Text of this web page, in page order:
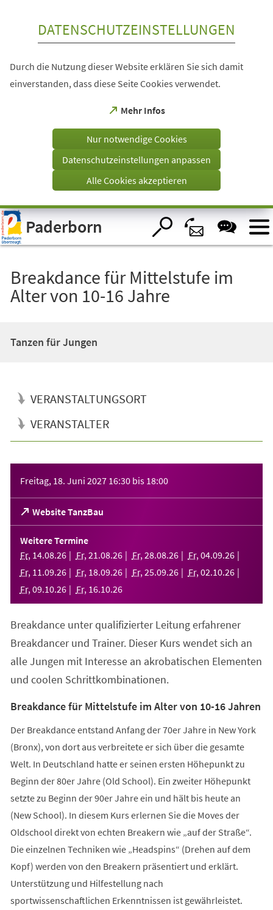
Visuelle
Assistenzsoftware
öffnen.
DATENSCHUTZEINSTELLUNGEN
Durch die Nutzung dieser Website erklären Sie sich damit
einverstanden, dass diese Seite Cookies verwendet.
Mehr Infos
(Öffnet
einem
Tab)
Nur notwendige Cookies
Datenschutzeinstellungen anpassen
Alle Cookies akzeptieren
Paderborn
Breakdance für Mittelstufe im
Alter von 10-16 Jahre
Tanzen für Jungen
VERANSTALTUNGSORT
VERANSTALTER
Freitag, 18. Juni 2027 16:30 bis 18:00
Website TanzBau
(Öffnet
in
einem
neuen
Tab)
Weitere Termine
Fr, 14.08.26 Fr, 21 .08.26 Fr, 28.08.26 Fr, 04.09.26
Fr, 11 .09.26 Fr, 18.09.26 Fr, 25.09.26 Fr, 02.10.26
Fr, 09.10.26 Fr, 16.10.26
Breakdance unter qualifizierter Leitung erfahrener
Breakdancer und Trainer. Dieser Kurs wendet sich an
alle Jungen mit Interesse an akrobatischen Elementen
und coolen Schrittkombinationen.
Breakdance für Mittelstufe im Alter von 10-16 Jahren
Der Breakdance entstand Anfang der 70er Jahre in New York
(Bronx), von dort aus verbreitete er sich über die gesamte
Welt. In Deutschland hatte er seinen ersten Höhepunkt zu
Beginn der 80er Jahre (Old School). Ein zweiter Höhepunkt
setzte zu Beginn der 90er Jahre ein und hält bis heute an
(New School). In diesem Kurs erlernen Sie die Moves der
Oldschool direkt von echten Breakern wie „auf der Straße“.
Die einzelnen Techniken wie „Headspins“ (Drehen auf dem
Kopf) werden von den Breakern präsentiert und erklärt.
Unterstützung und Hilfestellung nach
sportwissenschaftlichen Erkenntnissen ist gewährleistet.